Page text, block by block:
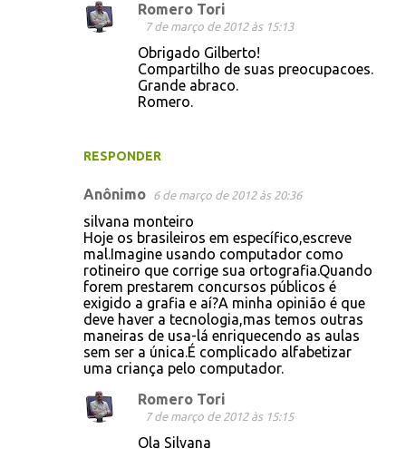
RESPONDER
Romero Tori
7 de março de 2012 às 15:13
Obrigado Gilberto!
Compartilho de suas preocupacoes.
Grande abraco.
Romero.
Anônimo 6 de março de 2012 às 20:36
silvana monteiro
Hoje os brasileiros em específico,escreve
mal.Imagine usando computador como
rotineiro que corrige sua ortografia.Quando
forem prestarem concursos públicos é
exigido a grafia e aí?A minha opinião é que
deve haver a tecnologia,mas temos outras
maneiras de usa-lá enriquecendo as aulas
sem ser a única.É complicado alfabetizar
uma criança pelo computador.
Romero Tori
7 de março de 2012 às 15:15
Ola Silvana